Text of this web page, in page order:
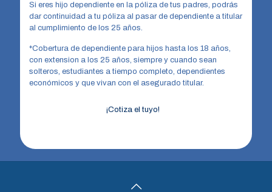
Si eres hijo dependiente en la póliza de tus padres, podrás
dar continuidad a tu póliza al pasar de dependiente a titular
al cumplimiento de los 25 años.
*Cobertura de dependiente para hijos hasta los 18 años,
con extension a los 25 años, siempre y cuando sean
solteros, estudiantes a tiempo completo, dependientes
económicos y que vivan con el asegurado titular.
¡Cotiza el tuyo!